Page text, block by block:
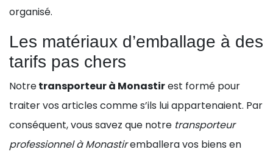
organisé.
Les matériaux d’emballage à des
tarifs pas chers
Notretransporteur à Monastirest formé pour
traiter vos articles comme s’ils lui appartenaient. Par
conséquent, vous savez que notre transporteur
professionnel à Monastiremballera vos biens en